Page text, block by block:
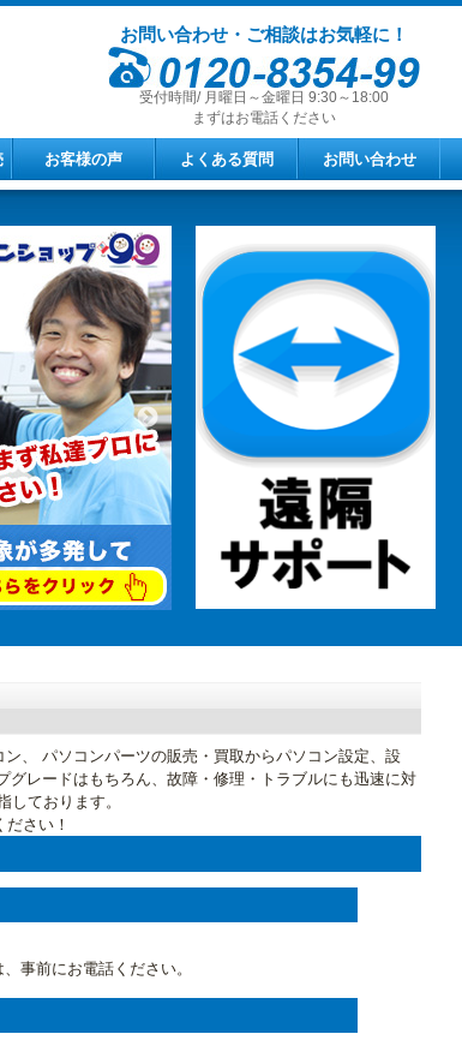
お問い合わせ・ご相談はお気軽に！
受付時間/ 月曜日～金曜日 9:30～18:00
まずはお電話ください
お客様の声 よくある質問 お問い合わせ
、 パソコンパーツの販売・買取からパソコン設定、設
レードはもちろん、故障・修理・トラブルにも迅速に対
ております。
さい！
事前にお電話ください。